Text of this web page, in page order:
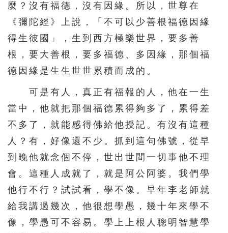
521 522 523 524 525
530
531 532 533 534 535
536 537 538
541 542 543 544 545
546 547 548 549 550
551 552 553 554 555
556 557 558 559 560
566 567 568 569 570
571 572 573 574 575
576 577 578 579 580
麼？沒有福德，沒有因緣。所以，世尊在
《彌陀經》上說，「不可以少善根福德因緣
得生彼國」，生到西方極樂世界，要多善
根，要大善根，要多福德、多因緣，那個福
德因緣是生生世世累積而成的。
可是有人，真正有福報的人，他在一生
當中，他就把那個福德累得夠多了，累得差
不多了，就能感得佛給他授記。有沒有這種
人？有，好像還不少。抓到這句佛號，從早
到晚他就念個不停，世出世間一切事他不理
會。這種人成就了，就是阿公阿婆。我們學
他行不行？試試看，學不像。早年李老師就
給我講過幾次，他很想學愚，幾十年來學不
像，學愚可不容易。學上上根人聰明智慧學